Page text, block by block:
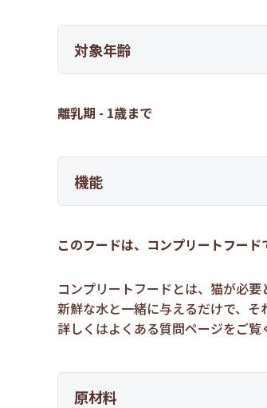
対象年齢
離乳期 - 1歳まで
機能
このフードは、コンプリートフード
コンプリートフードとは、猫が必
新鮮な水と一緒に与えるだけで、
詳しくはよくある質問ページをご
原材料